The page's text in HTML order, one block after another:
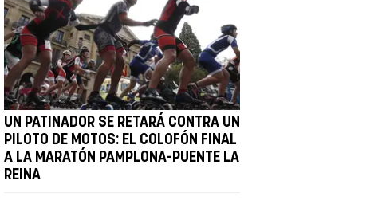
UN PATINADOR SE RETARÁ CONTRA UN
PILOTO DE MOTOS: EL COLOFÓN FINAL
A LA MARATÓN PAMPLONA-PUENTE LA
REINA